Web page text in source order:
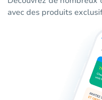
avec des produits